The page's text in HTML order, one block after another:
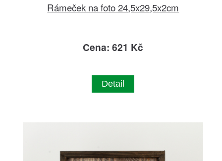
Rámeček na foto 24,5x29,5x2cm
Cena: 621 Kč
Detail